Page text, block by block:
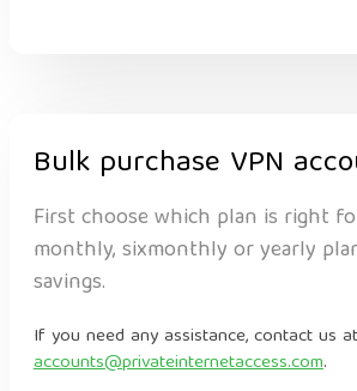
Bulk purchase VPN
First choose which plan is right
monthly, sixmonthly or yearly
savings.
If you need any assistance, contact us at
accounts@privateinternetaccess.com.